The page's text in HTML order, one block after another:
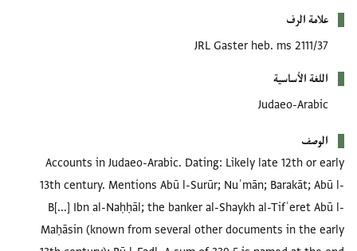
علامة الرف
JRL Gaster heb. ms 2111/37
اللغة الأساسية
Judaeo-Arabic
الوصف
Accounts in Judaeo-Arabic. Dating: Likely late 12th or early
13th century. Mentions Abū l-Surūr; Nuʿmān; Barakāt; Abū l-
B[...] Ibn al-Naḥḥāl; the banker al-Shaykh al-Tifʾeret Abū l-
Maḥāsin (known from several other documents in the early